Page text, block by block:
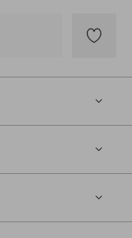
Favoriten